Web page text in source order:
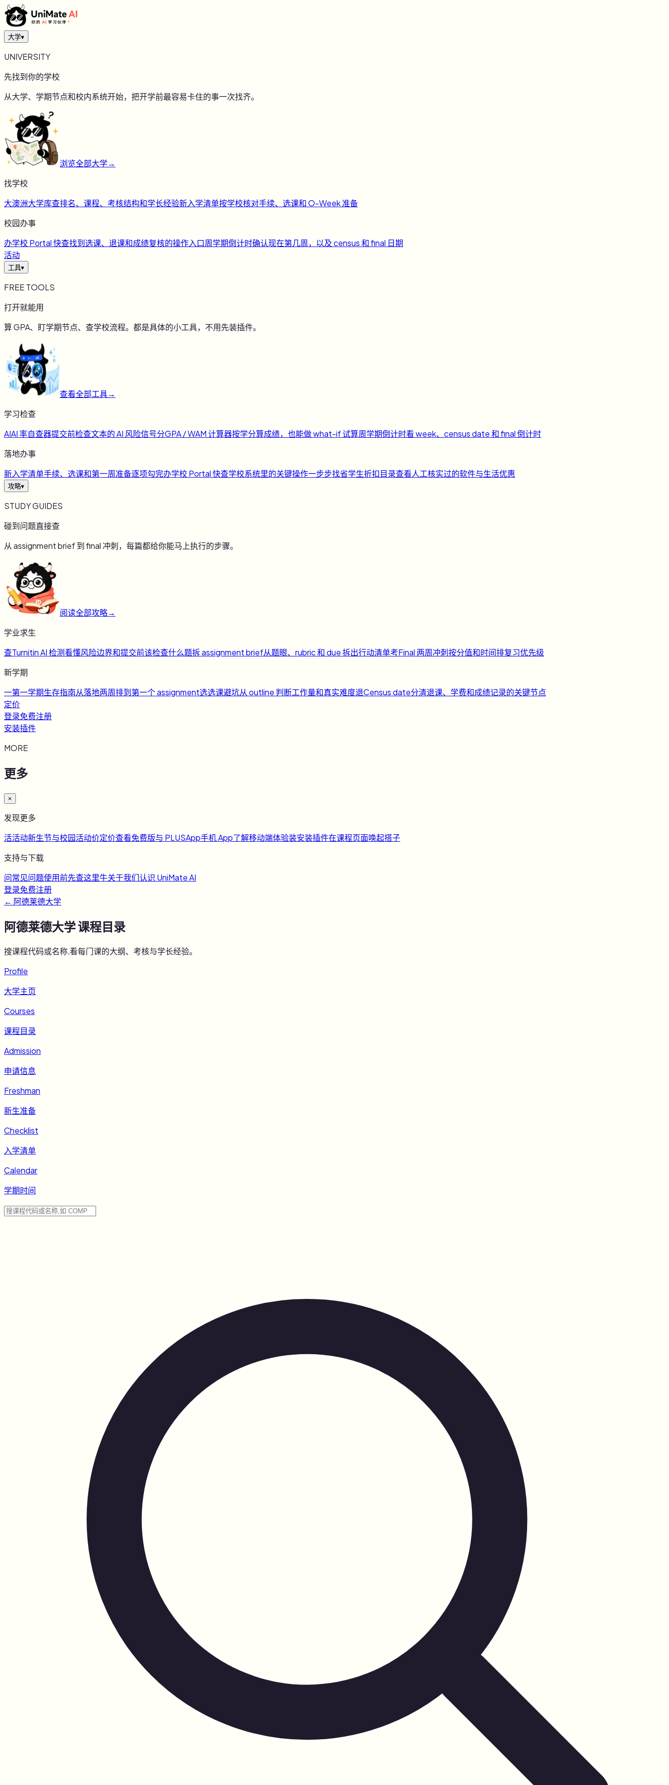
大学▾
UNIVERSITY
先找到你的学校
从大学、学期节点和校内系统开始，把开学前最容易卡住的事一次找齐。
浏览全部大学→
找学校
大澳洲大学库查排名、课程、考核结构和学长经验新入学清单按学校核对手续、选课和 O-Week 准备
校园办事
办学校 Portal 快查找到选课、退课和成绩复核的操作入口周学期倒计时确认现在第几周，以及 census 和 final 日期
活动
工具▾
FREE TOOLS
打开就能用
算 GPA、盯学期节点、查学校流程。都是具体的小工具，不用先装插件。
查看全部工具→
学习检查
AIAI 率自查器提交前检查文本的 AI 风险信号分GPA / WAM 计算器按学分算成绩，也能做 what-if 试算周学期倒计时看 week、census date 和 final 倒计时
落地办事
新入学清单手续、选课和第一周准备逐项勾完办学校 Portal 快查学校系统里的关键操作一步步找省学生折扣目录查看人工核实过的软件与生活优惠
攻略▾
STUDY GUIDES
碰到问题直接查
从 assignment brief 到 final 冲刺，每篇都给你能马上执行的步骤。
阅读全部攻略→
学业求生
查Turnitin AI 检测看懂风险边界和提交前该检查什么题拆 assignment brief从题眼、rubric 和 due 拆出行动清单考Final 两周冲刺按分值和时间排复习优先级
新学期
一第一学期生存指南从落地两周排到第一个 assignment选选课避坑从 outline 判断工作量和真实难度退Census date分清退课、学费和成绩记录的关键节点
定价
登录免费注册
安装插件
MORE
更多
×
发现更多
活活动新生节与校园活动价定价查看免费版与 PLUSApp手机 App了解移动端体验装安装插件在课程页面唤起搭子
支持与下载
问常见问题使用前先查这里牛关于我们认识 UniMate AI
登录免费注册
← 阿德莱德大学
阿德莱德大学课程目录
搜课程代码或名称,看每门课的大纲、考核与学长经验。
Profile
大学主页
Courses
课程目录
Admission
申请信息
Freshman
新生准备
Checklist
入学清单
Calendar
学期时间